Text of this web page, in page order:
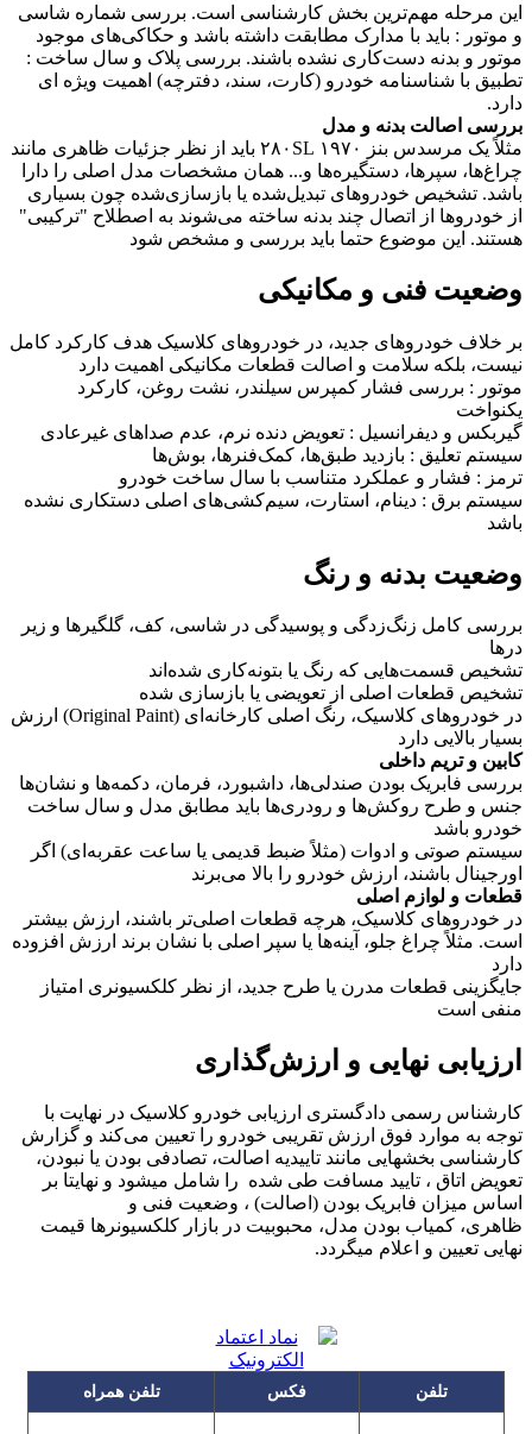
این مرحله مهم‌ترین بخش کارشناسی است. بررسی شماره شاسی
و موتور : باید با مدارک مطابقت داشته باشد و حکاکی‌های موجود
موتور و بدنه دست‌کاری نشده باشند. بررسی پلاک و سال ساخت :
تطبیق با شناسنامه خودرو (کارت، سند، دفترچه) اهمیت ویژه ای
دارد.
بررسی اصالت بدنه و مدل
مثلاً یک مرسدس بنز ۱۹۷۰ ۲۸۰SL باید از نظر جزئیات ظاهری مانند
چراغ‌ها، سپرها، دستگیره‌ها و... همان مشخصات مدل اصلی را دارا
باشد. تشخیص خودروهای تبدیل‌شده یا بازسازی‌شده چون بسیاری
از خودروها از اتصال چند بدنه ساخته می‌شوند به‌ اصطلاح "ترکیبی"
هستند. این موضوع حتما باید بررسی و مشخص شود
وضعیت فنی و مکانیکی
بر خلاف خودروهای جدید، در خودروهای کلاسیک‌ هدف کارکرد کامل
نیست، بلکه سلامت و اصالت قطعات مکانیکی اهمیت دارد
موتور : بررسی فشار کمپرس سیلندر، نشت روغن، کارکرد
یکنواخت
گیربکس و دیفرانسیل : تعویض دنده نرم، عدم صداهای غیرعادی
سیستم تعلیق : بازدید طبق‌ها، کمک‌فنرها، بوش‌ها
ترمز : فشار و عملکرد متناسب با سال ساخت خودرو
سیستم برق : دینام، استارت، سیم‌کشی‌های اصلی دستکاری نشده
باشد
وضعیت بدنه و رنگ
بررسی کامل زنگ‌زدگی و پوسیدگی در شاسی، کف، گلگیرها و زیر
درها
تشخیص قسمت‌هایی که رنگ یا بتونه‌کاری شده‌اند
تشخیص قطعات اصلی از تعویضی یا بازسازی‌ شده
در خودروهای کلاسیک، رنگ اصلی کارخانه‌ای (Original Paint) ارزش
بسیار بالایی دارد
کابین و تریم داخلی
بررسی فابریک بودن صندلی‌ها، داشبورد، فرمان، دکمه‌ها و نشان‌ها
جنس و طرح روکش‌ها و رودری‌ها باید مطابق مدل و سال ساخت
خودرو باشد
سیستم صوتی و ادوات (مثلاً ضبط قدیمی یا ساعت عقربه‌ای) اگر
اورجینال باشند، ارزش خودرو را بالا می‌برند
قطعات و لوازم اصلی
در خودروهای کلاسیک، هرچه قطعات اصلی‌تر باشند، ارزش بیشتر
است. مثلاً چراغ جلو، آینه‌ها یا سپر اصلی با نشان برند ارزش افزوده
دارد
جایگزینی قطعات مدرن یا طرح جدید، از نظر کلکسیونری امتیاز
منفی است
ارزیابی نهایی و ارزش‌گذاری
کارشناس رسمی دادگستری ارزیابی خودرو کلاسیک در نهایت با
توجه به موارد فوق ارزش تقریبی خودرو را تعیین می‌کند و گزارش
کارشناسی بخشهایی مانند تاییدیه اصالت، تصادفی بودن یا نبودن،
تعویض اتاق ، تایید مسافت طی شده را شامل میشود و نهایتا بر
اساس میزان فابریک بودن (اصالت) ، وضعیت فنی و
ظاهری، کمیاب بودن مدل، محبوبیت در بازار کلکسیونرها قیمت
نهایی تعیین و اعلام میگردد.
تلفن فکس تلفن همراه